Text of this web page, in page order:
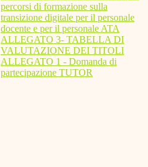
percorsi di formazione sulla
transizione digitale per il personale
docente e per il personale ATA
ALLEGATO 3- TABELLA DI
VALUTAZIONE DEI TITOLI
ALLEGATO 1 - Domanda di
partecipazione TUTOR